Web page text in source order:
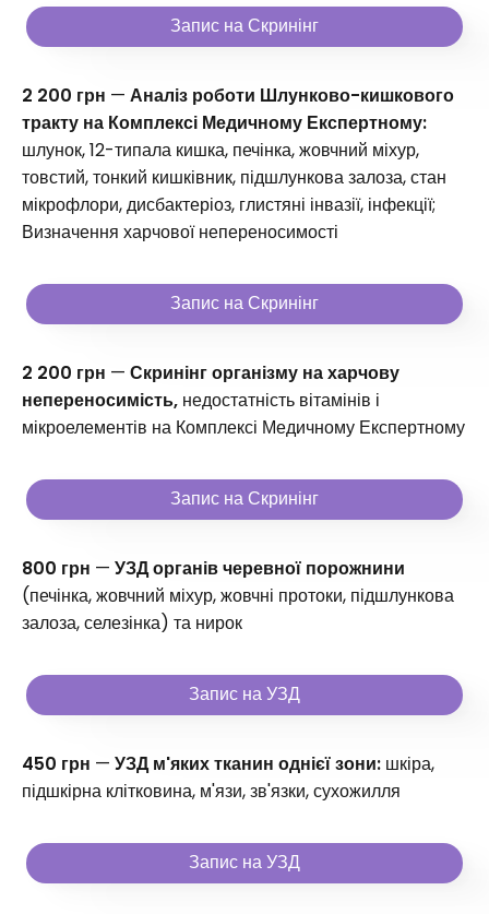
Запис на Скринінг
2 200 грн — Аналіз роботи Шлунково-кишкового
тракту на Комплексі Медичному Експертному:
шлунок, 12-типала кишка, печінка, жовчний міхур,
товстий, тонкий кишківник, підшлункова залоза, стан
мікрофлори, дисбактеріоз, глистяні інвазії, інфекції;
Визначення харчової непереносимості
Запис на Скринінг
2 200 грн — Скринінг організму на харчову
непереносимість, недостатність вітамінів і
мікроелементів на Комплексі Медичному Експертному
Запис на Скринінг
800 грн — УЗД органів черевної порожнини
(печінка, жовчний міхур, жовчні протоки, підшлункова
залоза, селезінка) та нирок
Запис на УЗД
450 грн — УЗД м'яких тканин однієї зони: шкіра,
підшкірна клітковина, м'язи, зв'язки, сухожилля
Запис на УЗД